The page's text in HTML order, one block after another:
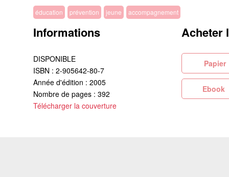
éducation prévention jeune accompagnement
Informations
DISPONIBLE
ISBN : 2-905642-80-7
Année d'édition : 2005
Nombre de pages : 392
Télécharger la couverture
Acheter